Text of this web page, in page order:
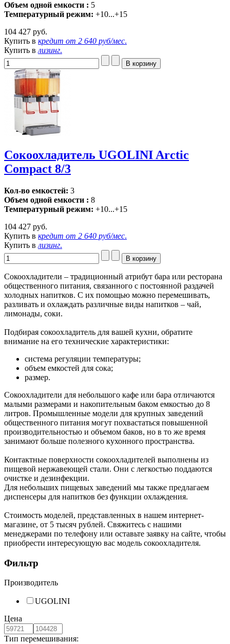
Объем одной емкости : 5
Температурный режим: +10...+15
104 427 руб.
Купить в кредит от 2 640 руб/мес.
Купить в лизинг.
Сокоохладитель UGOLINI Arctic
Compact 8/3
Кол-во емкостей: 3
Объем одной емкости : 8
Температурный режим: +10...+15
104 427 руб.
Купить в кредит от 2 640 руб/мес.
Купить в лизинг.
Сокоохладители – традиционный атрибут бара или ресторана
общественного питания, связанного с постоянной раздачей
холодных напитков. С их помощью можно перемешивать,
разливать и охлаждать различные виды напитков – чай,
лимонады, соки.
Подбирая сокоохладитель для вашей кухни, обратите
внимание на его технические характеристики:
система регуляции температуры;
объем емкостей для сока;
размер.
Сокоохладители для небольшого кафе или бара отличаются
малыми размерами и накопительным баком емкостью до 8
литров. Промышленные модели для крупных заведений
общественного питания могут похвастаться повышенной
производительностью и объемом баков, но в то же время
занимают больше полезного кухонного пространства.
Контактные поверхности сокоохладителей выполнены из
пищевой нержавеющей стали. Они с легкостью поддаются
очистке и дезинфекции.
Для небольших пищевых заведений мы также предлагаем
диспенсеры для напитков без функции охлаждения.
Стоимость моделей, представленных в нашем интернет-
магазине, от 5 тысяч рублей. Свяжитесь с нашими
менеджерами по телефону или оставьте заявку на сайте, чтобы
приобрести интересующую вас модель сокоохладителя.
Фильтр
Производитель
UGOLINI
Цена
Тип перемешивания: